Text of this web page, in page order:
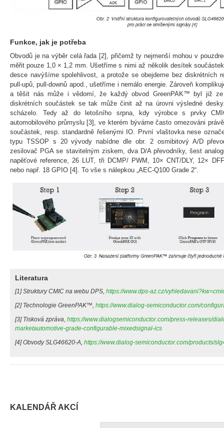
Funkce, jak je potřeba
Obvodů je na výběr celá řada [2], přičemž ty nejmenší mohou v
měřit pouze 1,0 × 1,2 mm. Ušetříme s nimi až několik desítek
desce navýšíme spolehlivost, a protože se obejdeme bez diskrétních
pull-upů, pull-downů apod., ušetříme i nemálo energie. Zároveň
a těšit nás může i vědomí, že každý obvod GreenPAK™ byl již
diskrétních součástek se tak může činit až na úrovni výsledné
scházelo. Tedy až do letošního srpna, kdy výrobce s prvky
automobilového průmyslu [3], ve kterém býváme často omezováni
součástek, resp. standardně řešenými IO. První vlaštovka nese
typu TSSOP s 20 vývody nabídne dle obr. 2 osmibitový A/D
zesilovač PGA se stavitelným ziskem, dva D/A převodníky, šest
napěťové reference, 26 LUT, tři DCMP/ PWM, 10× CNT/DLY, 12×
nebo např. 18 GPIO [4]. To vše s nálepkou „AEC-Q100 Grade 2“.
Literatura
[1] Struktury CMIC na webu DPS, https://www.dps-az.cz/
[2] Technologie GreenPAK™, https://www.dialog-semiconductor.com/
[3] Tisková zpráva, https://www.dialogsemiconductor.com/press-releases/
marketautomotive-grade-configurable-mixedsignal-ics
[4] Obvody SLG46620-A, https://www.dialog-semiconductor.com/products/
KALENDÁŘ AKCÍ